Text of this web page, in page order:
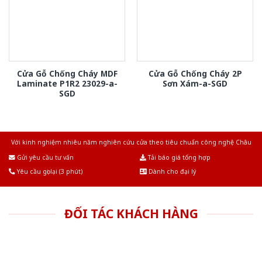
Cửa Gỗ Chống Cháy MDF
Laminate P1R2 23029-a-
SGD
Cửa Gỗ Chống Cháy 2P
Sơn Xám-a-SGD
Với kinh nghiệm nhiêu năm nghiên cứu cửa theo tiêu chuẩn công nghệ Châu
Gửi yêu cầu tư vấn
Tải báo giá tổng hợp
Yêu cầu gọi lại (3 phút)
Dành cho đại lý
ĐỐI TÁC KHÁCH HÀNG